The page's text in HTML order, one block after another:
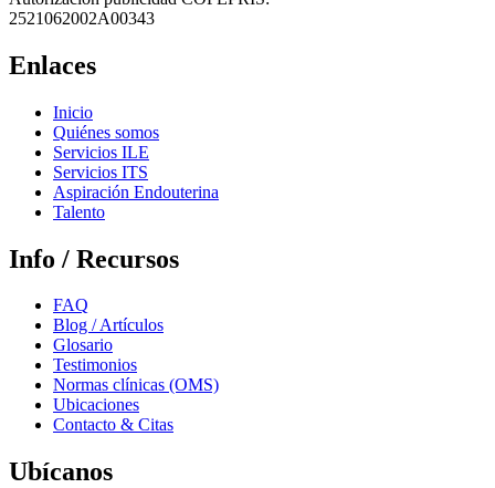
2521062002A00343
Enlaces
Inicio
Quiénes somos
Servicios ILE
Servicios ITS
Aspiración Endouterina
Talento
Info / Recursos
FAQ
Blog / Artículos
Glosario
Testimonios
Normas clínicas (OMS)
Ubicaciones
Contacto & Citas
Ubícanos